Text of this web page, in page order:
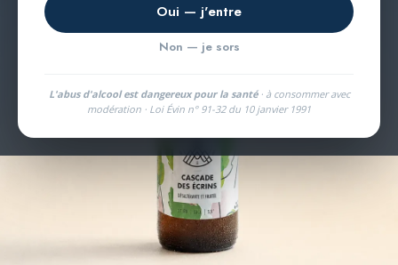
Oui — j'entre
Non — je sors
L'abus d'alcool est dangereux pour la santé· à consommer avec
modération · Loi Évin n° 91-32 du 10 janvier 1991